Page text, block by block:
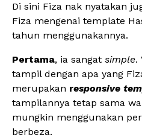
Di sini Fiza nak nyatakan
Fiza mengenai template
tahun menggunakannya.
Pertama, ia sangat simple.
tampil dengan apa yang
merupakan responsive
tampilannya tetap sama
mungkin menggunakan
berbeza.